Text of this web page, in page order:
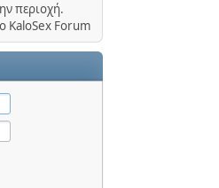
περιοχή.
KaloSex Forum